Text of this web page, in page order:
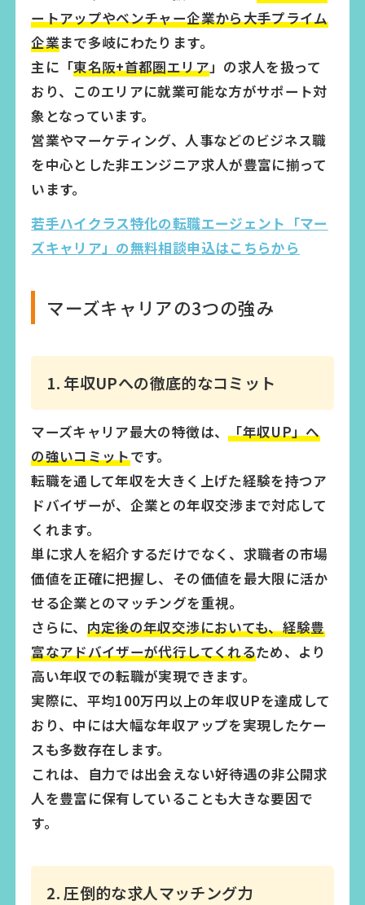
ートアップやベンチャー企業から大手プライム
企業まで多岐にわたります。
主に「東名阪+首都圏エリア」の求人を扱って
おり、このエリアに就業可能な方がサポート対
象となっています。
営業やマーケティング、人事などのビジネス職
を中心とした非エンジニア求人が豊富に揃って
います。
若手ハイクラス特化の転職エージェント「マー
ズキャリア」の無料相談申込はこちらから
マーズキャリアの3つの強み
1. 年収UPへの徹底的なコミット
マーズキャリア最大の特徴は、「年収UP」へ
の強いコミットです。
転職を通して年収を大きく上げた経験を持つア
ドバイザーが、企業との年収交渉まで対応して
くれます。
単に求人を紹介するだけでなく、求職者の市場
価値を正確に把握し、その価値を最大限に活か
せる企業とのマッチングを重視。
さらに、 内定後の年収交渉においても、経験豊
富なアドバイザーが代行してくれるため、より
高い年収での転職が実現できます。
実際に、平均100万円以上の年収UPを達成して
おり、中には大幅な年収アップを実現したケー
スも多数存在します。
これは、自力では出会えない好待遇の非公開求
人を豊富に保有していることも大きな要因で
す。
2. 圧倒的な求人マッチング力